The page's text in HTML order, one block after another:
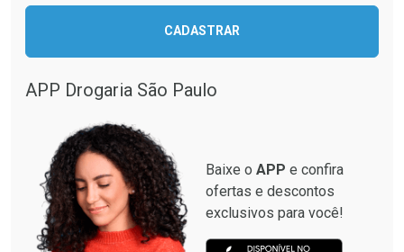
CADASTRAR
APP Drogaria São Paulo
Baixe o APP e confira
ofertas e descontos
exclusivos para você!